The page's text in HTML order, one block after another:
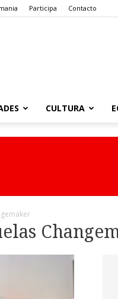
Participa Contacto
CULTURA